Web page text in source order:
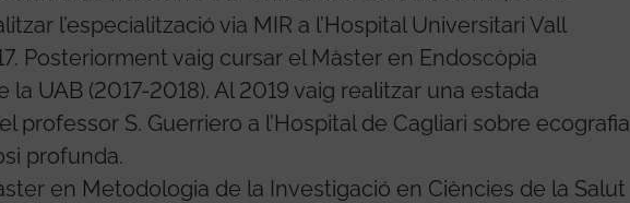
l’especialització via MIR a l’Hospital Universitari Vall
Posteriorment vaig cursar el Màster en Endoscòpia
la UAB (2017-2018). Al 2019 vaig realitzar una estada
professor S. Guerriero a l’Hospital de Cagliari sobre ecografia
profunda.
en Metodologia de la Investigació en Ciències de la Salut